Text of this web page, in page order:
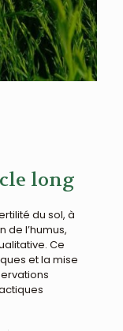
long
du sol, à
l’humus,
Ce
et la mise